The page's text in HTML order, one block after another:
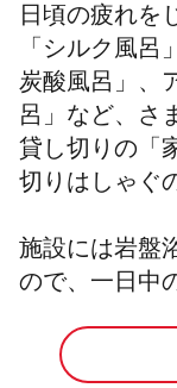
日頃の疲れを
「シルク風呂
炭酸風呂」、
呂」など、さ
貸し切りの「
切りはしゃぐ
施設には岩盤
ので、一日中